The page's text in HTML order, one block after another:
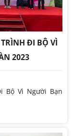
ĐI BỘ VÌ
2023
Bộ Vì Người Bạn